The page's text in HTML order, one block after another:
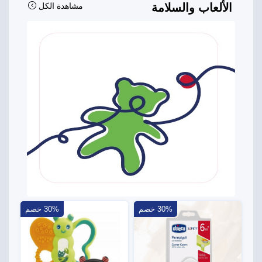
الألعاب والسلامة مشاهدة الكل
30% خصم 30% خصم